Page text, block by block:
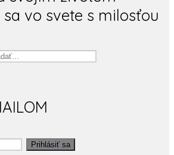
vo svete s milosťou
Prihlásiť sa